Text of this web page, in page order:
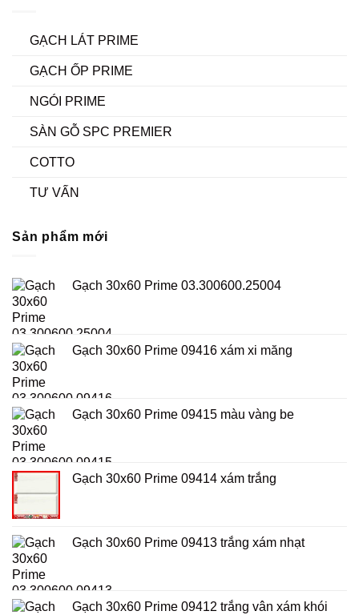
GẠCH LÁT PRIME
GẠCH ỐP PRIME
NGÓI PRIME
SÀN GỖ SPC PREMIER
COTTO
TƯ VẤN
Sản phẩm mới
Gạch 30x60 Prime 03.300600.25004
Gạch 30x60 Prime 09416 xám xi măng
Gạch 30x60 Prime 09415 màu vàng be
Gạch 30x60 Prime 09414 xám trắng
Gạch 30x60 Prime 09413 trắng xám nhạt
Gạch 30x60 Prime 09412 trắng vân xám khói